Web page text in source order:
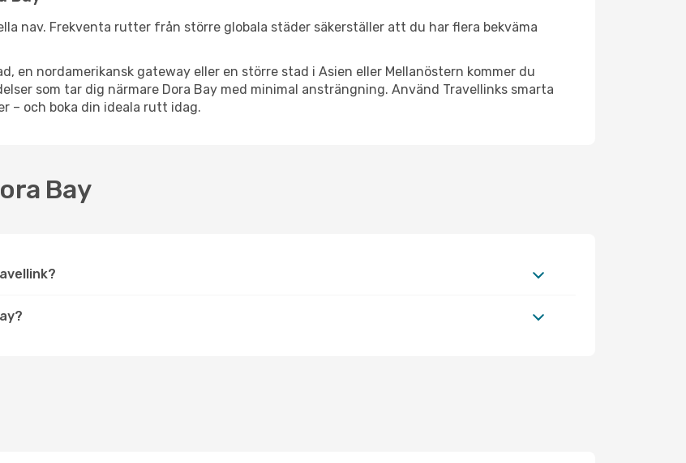
nav. Frekventa rutter från större globala städer säkerställer att du har flera bekväma
en nordamerikansk gateway eller en större stad i Asien eller Mellanöstern kommer du
som tar dig närmare Dora Bay med minimal ansträngning. Använd Travellinks smarta
– och boka din ideala rutt idag.
Bay